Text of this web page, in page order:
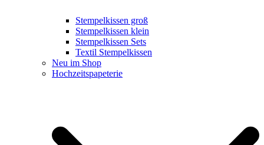
Stempelkissen groß
Stempelkissen klein
Stempelkissen Sets
Textil Stempelkissen
Neu im Shop
Hochzeitspapeterie